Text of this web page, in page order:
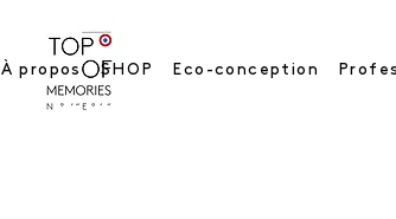
À propos SHOP Eco-conception